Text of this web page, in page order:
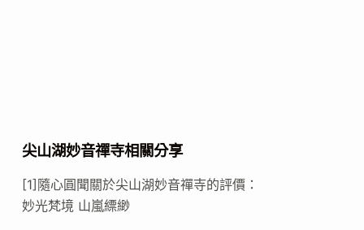
尖山湖妙音禪寺相關分享
[1]隨心圓聞關於尖山湖妙音禪寺的評價：
妙光梵境 山嵐縹緲